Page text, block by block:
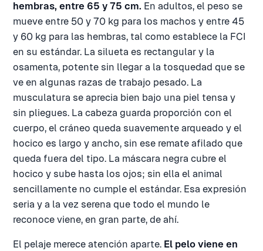
hembras, entre 65 y 75 cm. En adultos, el peso se
mueve entre 50 y 70 kg para los machos y entre 45
y 60 kg para las hembras, tal como establece la FCI
en su estándar. La silueta es rectangular y la
osamenta, potente sin llegar a la tosquedad que se
ve en algunas razas de trabajo pesado. La
musculatura se aprecia bien bajo una piel tensa y
sin pliegues. La cabeza guarda proporción con el
cuerpo, el cráneo queda suavemente arqueado y el
hocico es largo y ancho, sin ese remate afilado que
queda fuera del tipo. La máscara negra cubre el
hocico y sube hasta los ojos; sin ella el animal
sencillamente no cumple el estándar. Esa expresión
seria y a la vez serena que todo el mundo le
reconoce viene, en gran parte, de ahí.
El pelaje merece atención aparte. El pelo viene en